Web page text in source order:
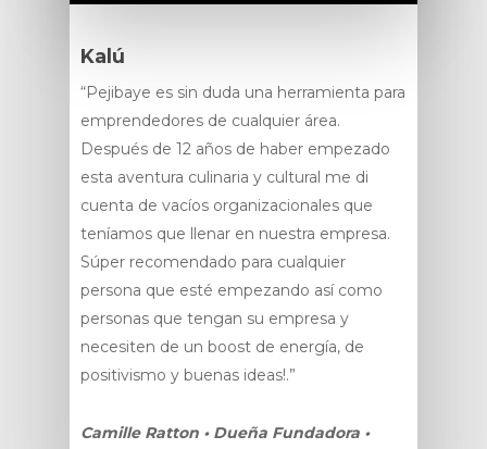
Kalú
“Pejibaye es sin duda una herramienta para
emprendedores de cualquier área.
Después de 12 años de haber empezado
esta aventura culinaria y cultural me di
cuenta de vacíos organizacionales que
teníamos que llenar en nuestra empresa.
Súper recomendado para cualquier
persona que esté empezando así como
personas que tengan su empresa y
necesiten de un boost de energía, de
positivismo y buenas ideas!.”
Camille Ratton • Dueña Fundadora •